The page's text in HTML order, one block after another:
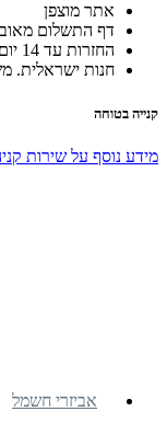
אתר מוצפן
דף התשלום
החזרות עד 14 יום חינם
חנות ישראלית.
קנייה בטוחה
מידע נוסף על שירות
אביזרי חשמל